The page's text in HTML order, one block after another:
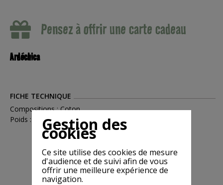
Pensez à offrir une carte cadeau
Ardéchica
FICHE TECHNIQUE
Compositions : Coton
Poids : 0.15Gestion des
cookies
Ce site utilise des cookies de mesure
d'audience et de suivi afin de vous
offrir une meilleure expérience de
navigation.